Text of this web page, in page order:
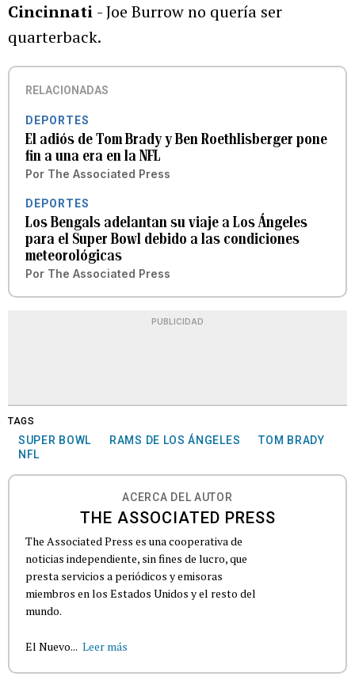
Cincinnati - Joe Burrow no quería ser
quarterback.
RELACIONADAS
DEPORTES
El adiós de Tom Brady y Ben Roethlisberger pone
fin a una era en la NFL
Por The Associated Press
DEPORTES
Los Bengals adelantan su viaje a Los Ángeles
para el Super Bowl debido a las condiciones
meteorológicas
Por The Associated Press
PUBLICIDAD
TAGS
SUPER BOWL RAMS DE LOS ÁNGELES
TOM BRADY
NFL
ACERCA DEL AUTOR
THE ASSOCIATED PRESS
The Associated Press es una cooperativa de
noticias independiente, sin fines de lucro, que
presta servicios a periódicos y emisoras
miembros en los Estados Unidos y el resto del
mundo.
El Nuevo... Leer más